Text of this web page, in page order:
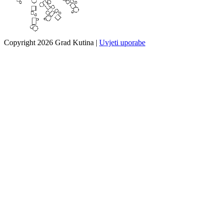
Copyright 2026 Grad Kutina | Uvjeti uporabe